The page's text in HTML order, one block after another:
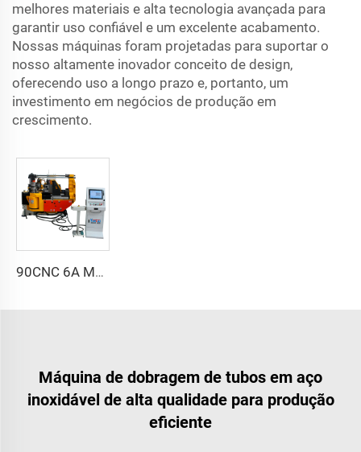
melhores materiais e alta tecnologia avançada para
garantir uso confiável e um excelente acabamento.
Nossas máquinas foram projetadas para suportar o
nosso altamente inovador conceito de design,
oferecendo uso a longo prazo e, portanto, um
investimento em negócios de produção em
crescimento.
90CNC 6A MS Máquina de Curvar Tubos CNC Ferro Tubulação Quadrada com Motor para Alumínio e Aço Inoxidável Tubos de Cobre
Máquina de dobragem de tubos em aço
inoxidável de alta qualidade para produção
eficiente